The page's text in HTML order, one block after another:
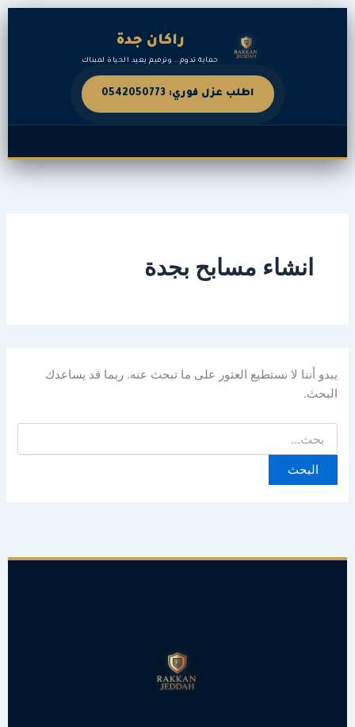
تخطي
راكان جدة
حماية تدوم.. وترميم يعيد الحياة لمبناك
اطلب عزل فوري: 0542050773
انشاء مسابح بجدة
يبدو أننا لا نستطيع العثور على ما تبحث عنه. ربما قد يساعدك
البحث.
البحث